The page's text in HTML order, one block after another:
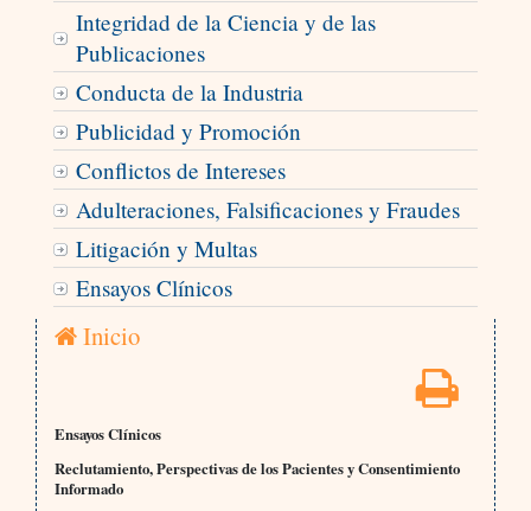
Integridad de la Ciencia y de las
Publicaciones
Conducta de la Industria
Publicidad y Promoción
Conflictos de Intereses
Adulteraciones, Falsificaciones y Fraudes
Litigación y Multas
Ensayos Clínicos
Inicio
Ensayos Clínicos
Reclutamiento, Perspectivas de los Pacientes y Consentimiento
Informado